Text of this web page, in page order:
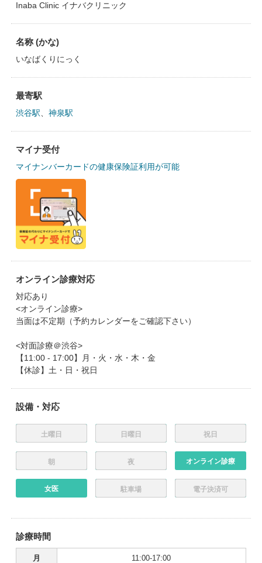
Inaba Clinic イナバクリニック
名称 (かな)
いなばくりにっく
最寄駅
渋谷駅 神泉駅
マイナ受付
マイナンバーカードの健康保険証利用が可能
オンライン診療対応
対応あり
<オンライン診療>
当面は不定期（予約カレンダーをご確認下さい）
<対面診療＠渋谷>
【11:00 - 17:00】月・火・水・木・金
【休診】土・日・祝日
設備・対応
土曜日 日曜日 祝日
朝 夜 オンライン診療
女医 駐車場 電子決済可
診療時間
月 11:00-17:00